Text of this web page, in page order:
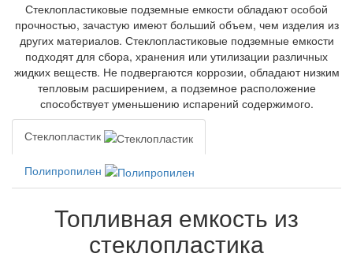
Стеклопластиковые подземные емкости обладают особой
прочностью, зачастую имеют больший объем, чем изделия из
других материалов. Стеклопластиковые подземные емкости
подходят для сбора, хранения или утилизации различных
жидких веществ. Не подвергаются коррозии, обладают низким
тепловым расширением, а подземное расположение
способствует уменьшению испарений содержимого.
Стеклопластик
Полипропилен
Топливная емкость из
стеклопластика